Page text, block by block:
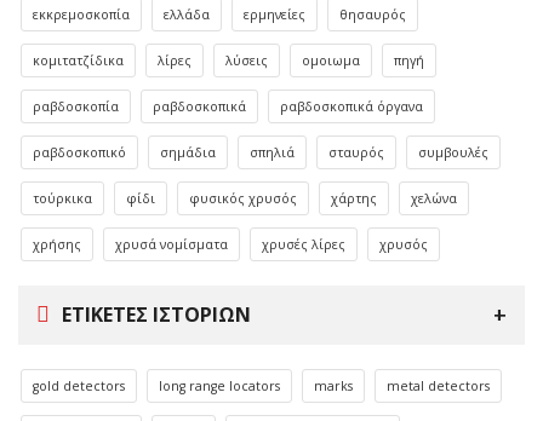
εκκρεμοσκοπία ελλάδα ερμηνείες θησαυρός
κομιτατζίδικα λίρες λύσεις ομοιωμα πηγή
ραβδοσκοπία ραβδοσκοπικά ραβδοσκοπικά όργανα
ραβδοσκοπικό σημάδια σπηλιά σταυρός συμβουλές
τούρκικα φίδι φυσικός χρυσός χάρτης χελώνα
χρήσης χρυσά νομίσματα χρυσές λίρες χρυσός
ΕΤΙΚΈΤΕΣ ΙΣΤΟΡΙΏΝ
gold detectors long range locators marks metal detectors